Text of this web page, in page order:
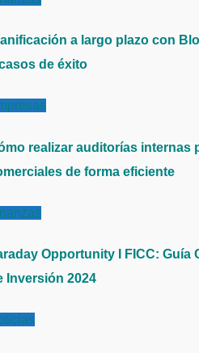
a largo plazo con
de éxito
realizar auditorías internas
de forma eficiente
Opportunity I FICC: Guía
Inversión 2024